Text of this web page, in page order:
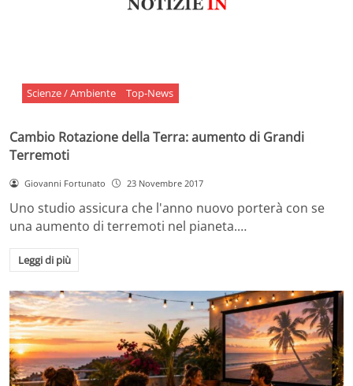
Scienze / Ambiente Top-News
Cambio Rotazione della Terra: aumento di Grandi
Terremoti
Giovanni Fortunato 23 Novembre 2017
Uno studio assicura che l'anno nuovo porterà con se
una aumento di terremoti nel pianeta.…
Leggi di più